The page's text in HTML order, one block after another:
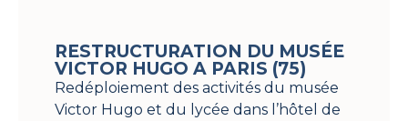
RESTRUCTURATION DU MUSÉE
VICTOR HUGO A PARIS (75)
Redéploiement des activités du musée
Victor Hugo et du lycée dans l’hôtel de